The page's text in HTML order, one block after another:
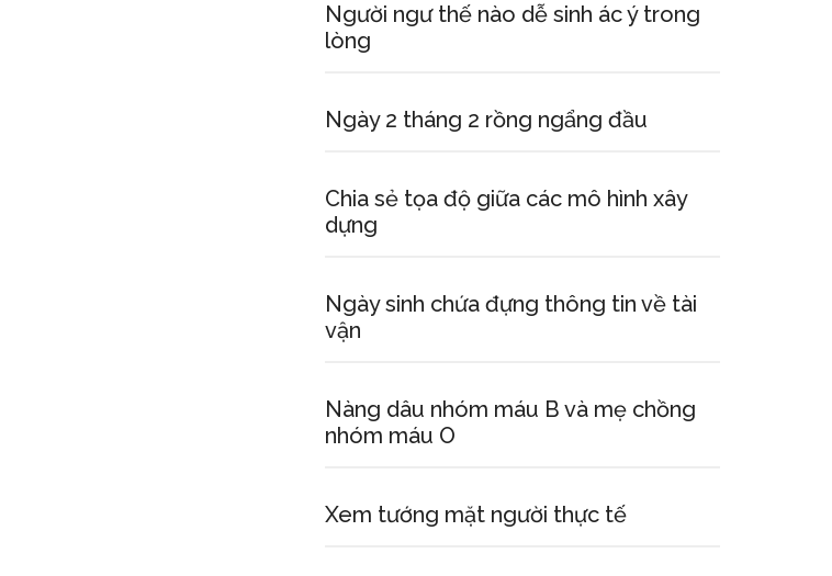
Người ngư thế nào dễ sinh ác ý trong
lòng
Ngày 2 tháng 2 rồng ngẩng đầu
Chia sẻ tọa độ giữa các mô hình xây
dựng
Ngày sinh chứa đựng thông tin về tài
vận
Nàng dâu nhóm máu B và mẹ chồng
nhóm máu O
Xem tướng mặt người thực tế